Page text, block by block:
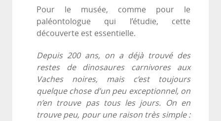
Pour le musée, comme pour le
paléontologue qui l’étudie, cette
découverte est essentielle.
Depuis 200 ans, on a déjà trouvé des
restes de dinosaures carnivores aux
Vaches noires, mais c’est toujours
quelque chose d’un peu exceptionnel, on
n’en trouve pas tous les jours. On en
trouve peu, pour une raison très simple :